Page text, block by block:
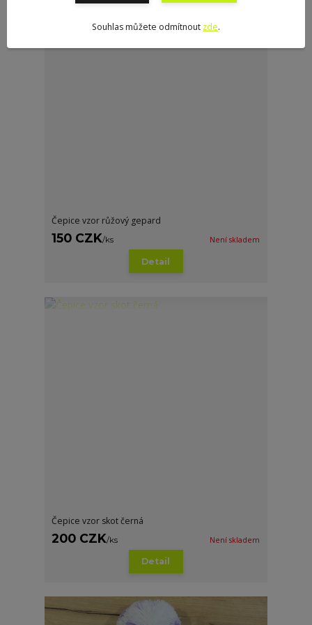
Čepice vzor růžový gepard
150 CZK/ks Není skladem
Detail
Čepice vzor skot černá
200 CZK/ks Není skladem
Detail
Souhlas můžete odmítnout zde.